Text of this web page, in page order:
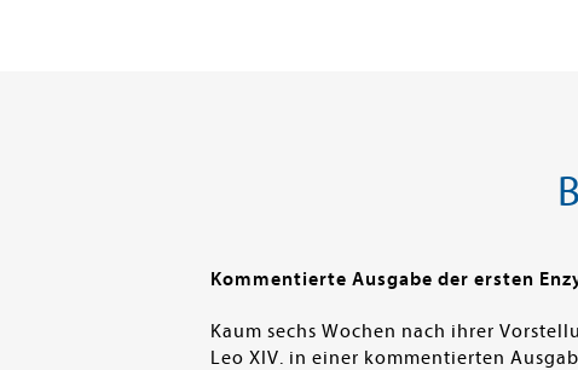
Kommentierte Ausgabe der ersten
Kaum sechs Wochen nach ihrer
Leo XIV. in einer kommentierten